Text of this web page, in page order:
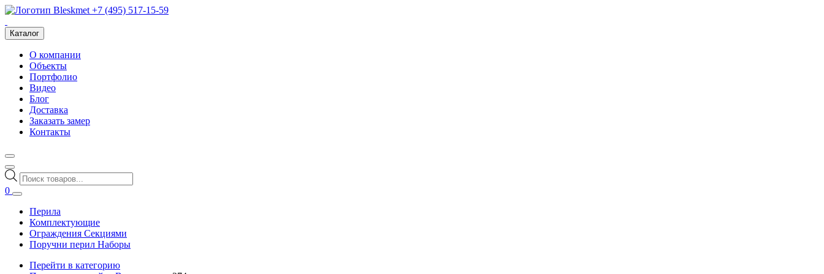
+7 (495) 517-15-59
Каталог
О компании
Объекты
Портфолио
Видео
Блог
Доставка
Заказать замер
Контакты
Поиск
товаров
0
Перила
Комплектующие
Ограждения Секциями
Поручни перил Наборы
Перейти в категорию